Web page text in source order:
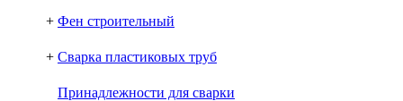
+ Фен строительный
+ Сварка пластиковых труб
Принадлежности для сварки